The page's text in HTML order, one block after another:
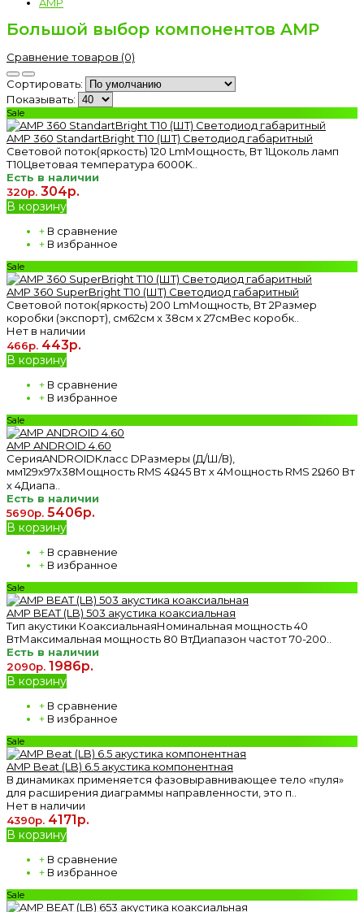
Большой выбор компонентов AMP
Сравнение товаров (0)
Сортировать:
Показывать:
Sale
AMP 360 StandartBright T10 (ШТ) Светодиод габаритный
Световой поток(яркость) 120 LmМощность, Вт 1Цоколь ламп
T10Цветовая температура 6000K..
Есть в наличии
320р. 304р.
В корзину
+ В сравнение
+ В избранное
Sale
AMP 360 SuperBright T10 (ШТ) Светодиод габаритный
Световой поток(яркость) 200 LmМощность, Вт 2Размер
коробки (экспорт), см62см x 38см x 27смВес коробк..
Нет в наличии
466р. 443р.
В корзину
+ В сравнение
+ В избранное
Sale
AMP ANDROID 4.60
СерияANDROIDКласс DРазмеры (Д/Ш/В),
мм129х97х38Мощность RMS 4Ω45 Вт х 4Мощность RMS 2Ω60 Вт
х 4Диапа..
Есть в наличии
5690р. 5406р.
В корзину
+ В сравнение
+ В избранное
Sale
AMP BEAT (LB) 503 акустика коаксиальная
Тип акустики КоаксиальнаяНоминальная мощность 40
ВтМаксимальная мощность 80 ВтДиапазон частот 70-200..
Есть в наличии
2090р. 1986р.
В корзину
+ В сравнение
+ В избранное
Sale
AMP Beat (LB) 6.5 акустика компонентная
В динамиках применяется фазовыравнивающее тело «пуля»
для расширения диаграммы направленности, это п..
Нет в наличии
4390р. 4171р.
В корзину
+ В сравнение
+ В избранное
Sale